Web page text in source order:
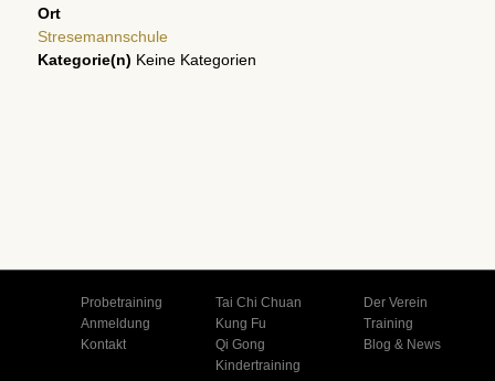
Ort
Stresemannschule
Kategorie(n) Keine Kategorien
Probetraining
Anmeldung
Kontakt
Tai Chi Chuan
Kung Fu
Qi Gong
Kindertraining
Der Verein
Training
Blog & News